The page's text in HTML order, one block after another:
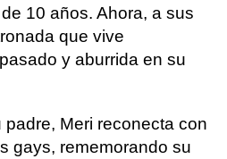
10 años. Ahora, a sus
que vive
y aburrida en su
Meri reconecta con
gays, rememorando su